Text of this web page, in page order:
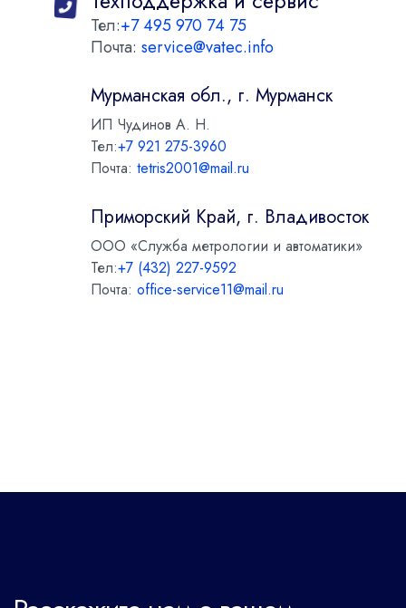
Тел:+7 495 970 74 75
Почта: service@vatec.info
Мурманская обл., г. Мурманск
ИП Чудинов А. Н.
Тел:+7 921 275-3960
Почта: tetris2001@mail.ru
Приморский Край, г. Владивосток
ООО «Служба метрологии и автоматики»
Тел:+7 (432) 227-9592
Почта: office-service11@mail.ru